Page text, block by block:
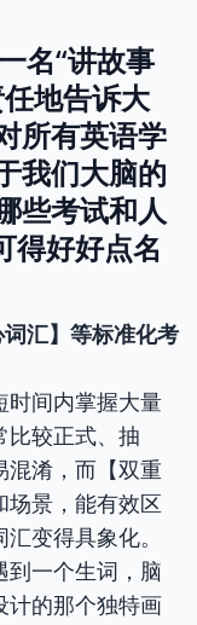
名“讲故事
地告诉大
所有英语学
我们大脑的
些考试和人
得好好点名
汇】等标准化考
时间内掌握大量
比较正式、抽
混淆，而【双重
场景，能有效区
变得具象化。
到一个生词，脑
计的那个独特画